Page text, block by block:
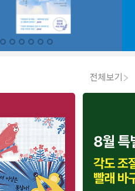
전체보기